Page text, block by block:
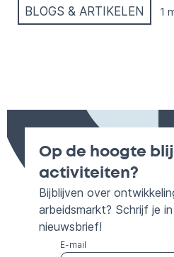
BLOGS & ARTIKELEN 1
Op de hoogte
activiteiten?
Bijblijven over
arbeidsmarkt? Schrijf je
nieuwsbrief!
E-mail